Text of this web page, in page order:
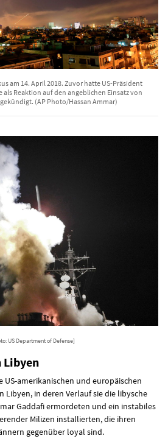
am 14. April 2018. Zuvor hatte US-Präsident
als Reaktion auf den angeblichen Einsatz von
(AP Photo/Hassan Ammar)
US Department of Defense]
Libyen
US-amerikanischen und europäischen
Libyen, in deren Verlauf sie die libysche
Gaddafi ermordeten und ein instabiles
Milizen installierten, die ihren
gegenüber loyal sind.